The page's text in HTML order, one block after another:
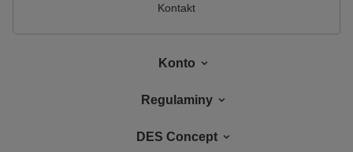
Kontakt
Konto
Regulaminy
DES Concept